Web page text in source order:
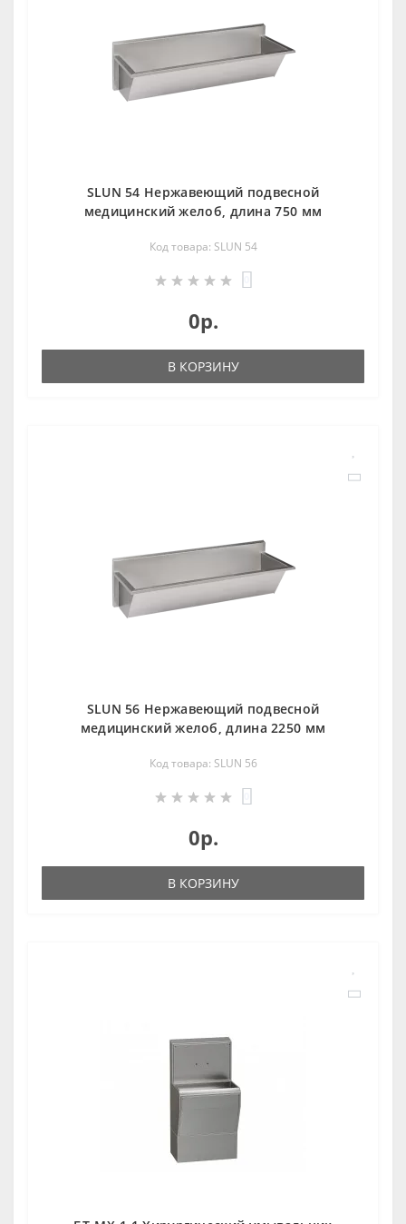
SLUN 54 Нержавеющий подвесной
медицинский желоб, длина 750 мм
Код товара: SLUN 54
0р.
В КОРЗИНУ
SLUN 56 Нержавеющий подвесной
медицинский желоб, длина 2250 мм
Код товара: SLUN 56
0р.
В КОРЗИНУ